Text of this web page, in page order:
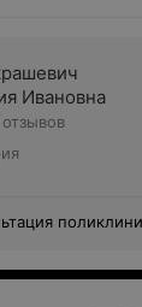
Ивановна